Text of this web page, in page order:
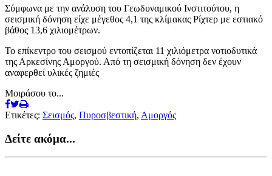
Σύμφωνα με την ανάλυση του Γεωδυναμικού Ινστιτούτου, η
σεισμική δόνηση είχε μέγεθος 4,1 της κλίμακας Ρίχτερ με εστιακό
βάθος 13,6 χιλιομέτρων.
Το επίκεντρο του σεισμού εντοπίζεται 11 χιλιόμετρα νοτιοδυτικά
της Αρκεσίνης Αμοργού. Από τη σεισμική δόνηση δεν έχουν
αναφερθεί υλικές ζημιές
Μοιράσου το...
Ετικέτες: Σεισμός, Πυροσβεστική, Αμοργός
Δείτε ακόμα...